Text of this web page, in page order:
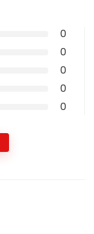
0
0
0
0
0